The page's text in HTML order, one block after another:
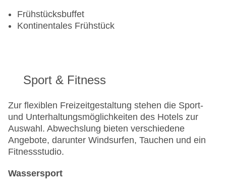
Frühstücksbuffet
Kontinentales Frühstück
Sport & Fitness
Zur flexiblen Freizeitgestaltung stehen die Sport-
und Unterhaltungsmöglichkeiten des Hotels zur
Auswahl. Abwechslung bieten verschiedene
Angebote, darunter Windsurfen, Tauchen und ein
Fitnessstudio.
Wassersport